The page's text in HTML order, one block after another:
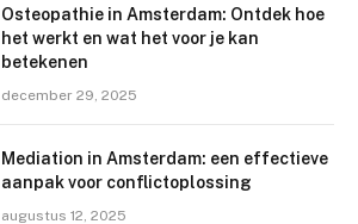
Osteopathie in Amsterdam: Ontdek hoe
het werkt en wat het voor je kan
betekenen
december 29, 2025
Mediation in Amsterdam: een effectieve
aanpak voor conflictoplossing
augustus 12, 2025